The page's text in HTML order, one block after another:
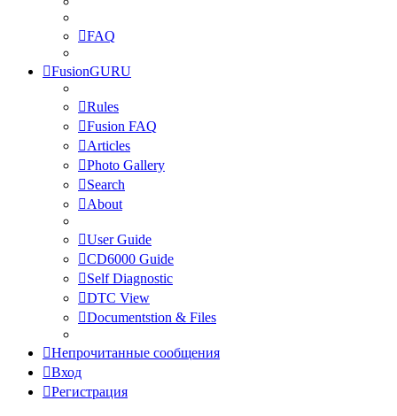
FAQ
FusionGURU
Rules
Fusion FAQ
Articles
Photo Gallery
Search
About
User Guide
CD6000 Guide
Self Diagnostic
DTC View
Documentstion & Files
Непрочитанные сообщения
Вход
Регистрация